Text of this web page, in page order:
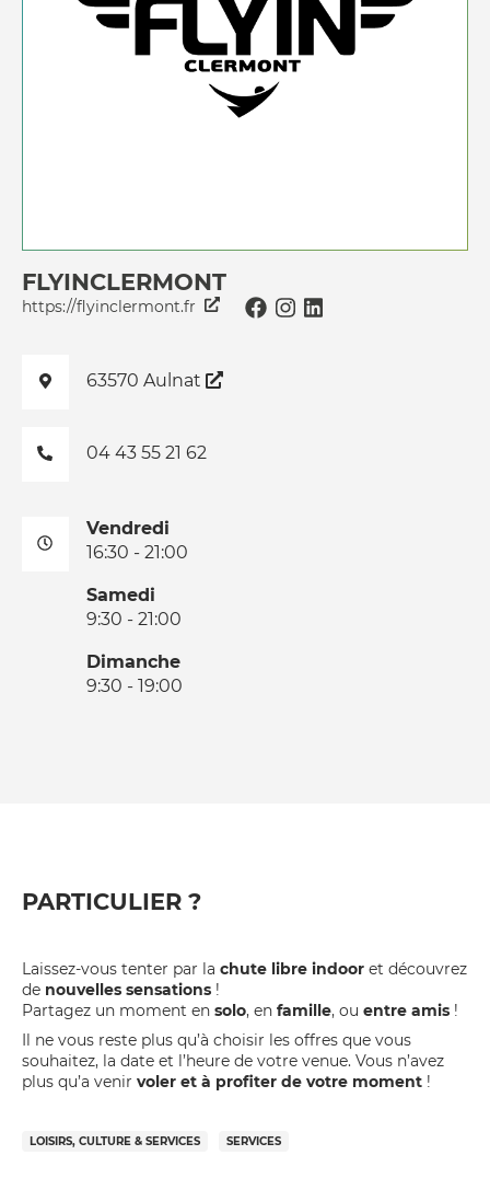
FLYINCLERMONT
https://flyinclermont.fr
63570 Aulnat
04 43 55 21 62
Vendredi
16:30 - 21:00
Samedi
9:30 - 21:00
Dimanche
9:30 - 19:00
PARTICULIER ?
Laissez-vous tenter par la chute libre indoor et découvrez
de nouvelles sensations !
Partagez un moment en solo, en famille, ou entre amis !
Il ne vous reste plus qu’à choisir les offres que vous
souhaitez, la date et l’heure de votre venue. Vous n’avez
plus qu’a venir voler et à profiter de votre moment !
LOISIRS, CULTURE & SERVICES SERVICES